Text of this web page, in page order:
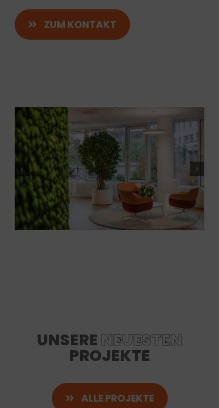
ZUM KONTAKT
UNSERE NEUESTEN
PROJEKTE
ALLE PROJEKTE